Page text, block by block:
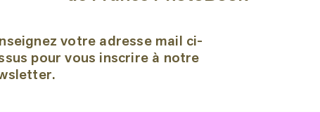
votre adresse mail ci-
pour vous inscrire à notre